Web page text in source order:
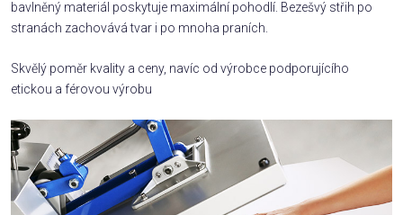
bavlněný materiál poskytuje maximální pohodlí. Bezešvý střih po
stranách zachovává tvar i po mnoha praních.
Skvělý poměr kvality a ceny, navíc od výrobce podporujícího
etickou a férovou výrobu